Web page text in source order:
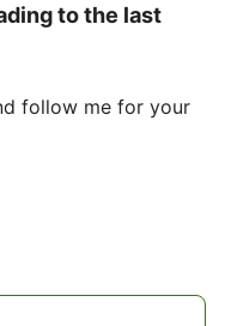
to the last
follow me for your